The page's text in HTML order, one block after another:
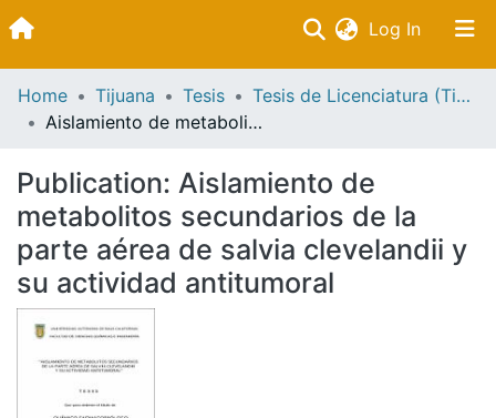
Log In(current)
Inicio
Communities & Collections
All of DSpace
Statistics
Bibliotecas
Home Tijuana Tesis
Tesis de Licenciatura (Tijuana)
Aislamiento de metabolitos secundarios de la parte aérea de salvia clevelandii y su actividad antitumoral
Publication: Aislamiento de
metabolitos secundarios de la
parte aérea de salvia clevelandii y
su actividad antitumoral